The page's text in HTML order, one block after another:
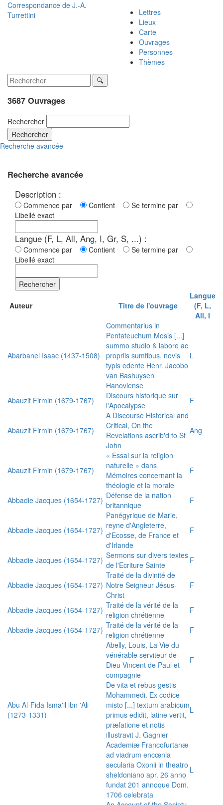
Correspondance de J.-A.
Turrettini
Lettres
Lieux
Carte
Ouvrages
Personnes
Thèmes
3687 Ouvrages
Rechercher
Rechercher
Recherche avancée
Recherche avancée
Description :
Commence par Contient
Se termine par
Libellé exact
Langue (F, L, All, Ang, I, Gr, S, ...) :
Commence par Contient
Se termine par
Libellé exact
Rechercher
Auteur Titre de l'ouvrage
Langue
(F, L,
All, I
Abarbanel Isaac (1437-1508)
Commentarius in
Pentateuchum Mosis [...]
summo studio & labore ac
propriis sumtibus, novis
typis edente Henr. Jacobo
van Bashuysen
Hanoviense
L
Abauzit Firmin (1679-1767)
Discours historique sur
l'Apocalypse
F
Abauzit Firmin (1679-1767)
A Discourse Historical and
Critical, On the
Revelations ascrib'd to St
John
Ang
Abauzit Firmin (1679-1767)
« Essai sur la religion
naturelle » dans
Mémoires concernant la
théologie et la morale
F
Abbadie Jacques (1654-1727) Défense de la nation
britannique
F
Abbadie Jacques (1654-1727)
Panégyrique de Marie,
reyne d'Angleterre,
d'Ecosse, de France et
d'Irlande
F
Abbadie Jacques (1654-1727) Sermons sur divers textes
de l'Ecriture Sainte
F
Abbadie Jacques (1654-1727)
Traité de la divinité de
Notre Seigneur Jésus-
Christ
F
Abbadie Jacques (1654-1727) Traité de la vérité de la
religion chrétienne
F
Abbadie Jacques (1654-1727) Traité de la vérité de la
religion chrétienne
F
Abelly, Louis, La Vie du
vénérable serviteur de
Dieu Vincent de Paul et
compagnie
F
Abu Al-Fida Isma'il ibn 'Ali
(1273-1331)
De vita et rebus gestis
Mohammedi. Ex codice
misto [...] textum arabicum
primus edidit, latine vertit,
præfatione et notis
illustravit J. Gagnier
L
Academiæ Francofurtanæ
ad viadrum encœnia
secularia Oxonii in theatro
sheldoniano apr. 26 anno
fundat 201 annoque Dom.
1706 celebrata
L